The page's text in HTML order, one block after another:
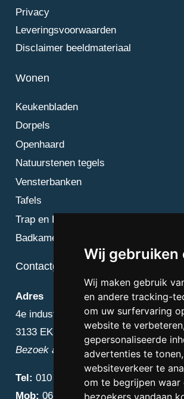
Wij gebruiken
Wij maken gebruik
en andere tracking-
om uw surfervaring
website te
gepersonaliseerde
advertenties te
websiteverkeer te
om te begrijpen waar
bezoekers vandaan
Privacy
Leveringsvoorwaarden
Disclaimer beeldmateriaal
Wonen
Keukenbladen
Dorpels
Openhaard
Natuurstenen tegels
Vensterbanken
Tafels
Trap en Bordes
Badkamer
Contactgegevens
Adres
4e industriestraat 25
3133 EK Vlaardingen
Bezoek alleen op afspraak
Tel: 010 – 223 3759
Mob: 06 – 4838 1000